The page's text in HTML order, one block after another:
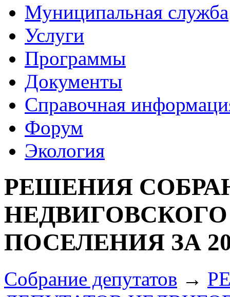
Муниципальная служба
Услуги
Программы
Документы
Справочная
Форум
Экология
РЕШЕНИЯ
ПОСЕЛЕНИЯ ЗА
Собрание депутатов →